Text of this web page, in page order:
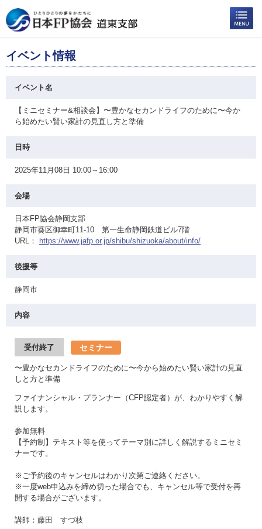
イベント情報
イベント名
【ミニセミナー&相談会】〜豊かなセカンドライフのために〜今か
ら始めたい賢い家計の見直し方と準備
日時
2025年11月08日 10:00～16:00
会場
日本FP協会静岡支部
静岡市葵区御幸町11-10 第一生命静岡鉄道ビル7階
URL：
https://www.jafp.or.jp/shibu/shizuoka/about/info/
後援等
静岡市
内容
受付終了 セミナー
〜豊かなセカンドライフのために〜今から始めたい賢い家計の見直
しと方と準備
ファイナンシャル・プランナー（CFP認定者）が、わかりやすく解
説します。
参加無料
【予約制】テキスト等を使ってテーマ別に詳しく解説するミニセミ
ナーです。
※ご予約後のキャンセルはわかり次第ご連絡ください。
※一度web申込みを締め切った場合でも、キャンセル等で受付を再
開する場合がございます。
講師：藤田 すづ枝